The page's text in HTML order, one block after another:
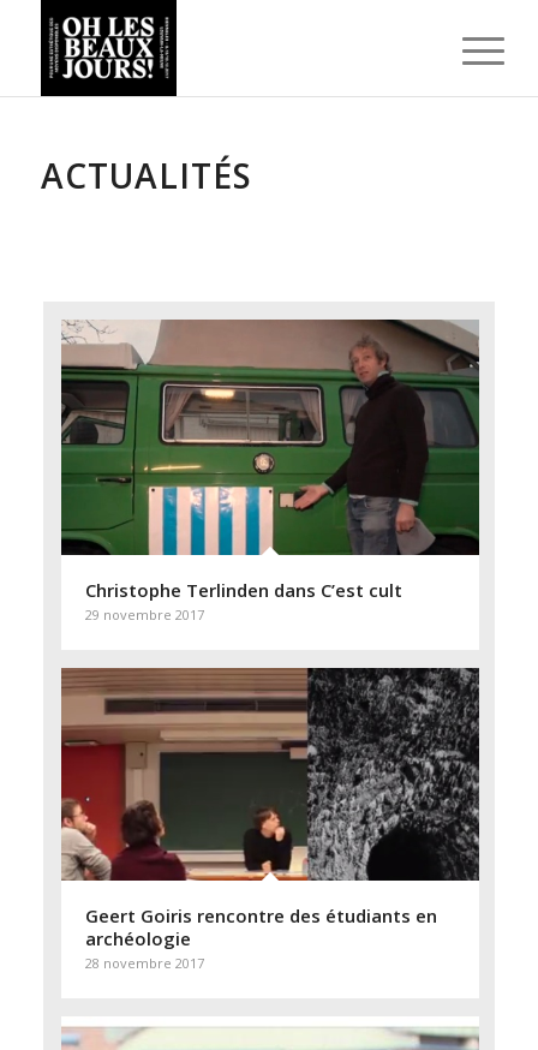
ACTUALITÉS
Christophe Terlinden dans C’est cult
29 novembre 2017
Geert Goiris rencontre des étudiants en
archéologie
28 novembre 2017